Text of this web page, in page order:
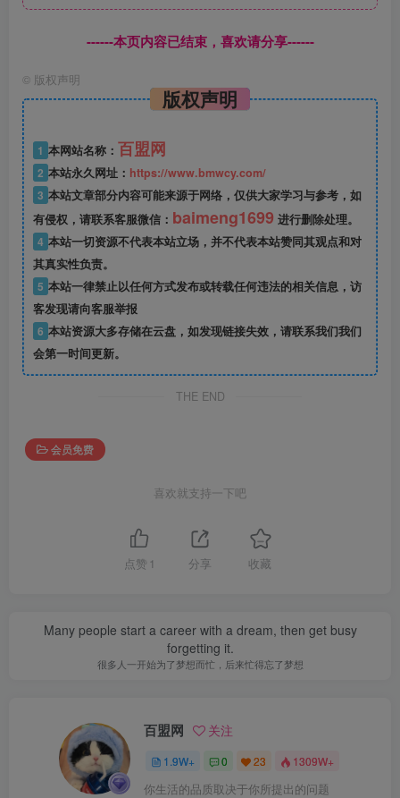
------本页内容已结束，喜欢请分享------
© 版权声明
版权声明
1 本网站名称： 百盟网
2 本站永久网址： https://www.bmwcy.com/
3 本站文章部分内容可能来源于网络，仅供大家学习与参考，如
有侵权，请联系客服微信： baimeng1699 进行删除处理。
4 本站一切资源不代表本站立场，并不代表本站赞同其观点和对
其真实性负责。
5 本站一律禁止以任何方式发布或转载任何违法的相关信息，访
客发现请向客服举报
6 本站资源大多存储在云盘，如发现链接失效，请联系我们我们
会第一时间更新。
THE END
会员免费
喜欢就支持一下吧
点赞 1 分享 收藏
Many people start a career with a dream, then get busy
forgetting it.
很多人一开始为了梦想而忙，后来忙得忘了梦想
百盟网 关注
1.9W+ 0 23 1309W+
你生活的品质取决于你所提出的问题